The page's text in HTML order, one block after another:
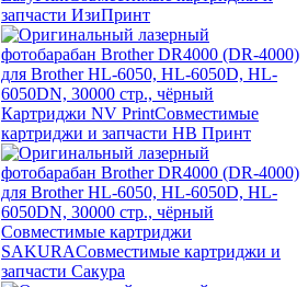
запчасти ИзиПринт
Картриджи NV PrintСовместимые
картриджи и запчасти НВ Принт
Совместимые картриджи
SAKURAСовместимые картриджи и
запчасти Сакура